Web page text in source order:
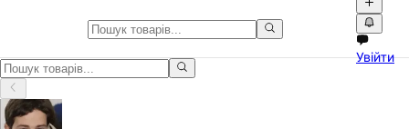
Електроніка у Львівська
Електроніка у Львівська область: оголошення з фото, відео та
Увійти